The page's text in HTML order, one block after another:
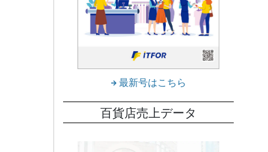
最新号はこちら
百貨店売上データ